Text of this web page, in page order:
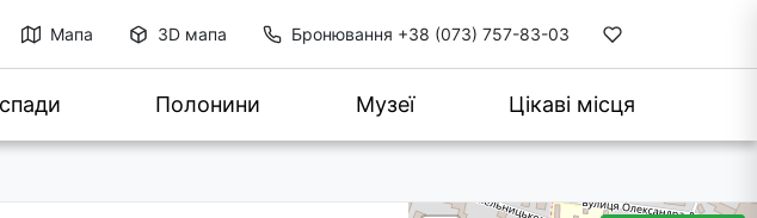
Мапа 3D мапа Бронювання +38 (073) 757-83-03
Полонини Музеї Цікаві місця